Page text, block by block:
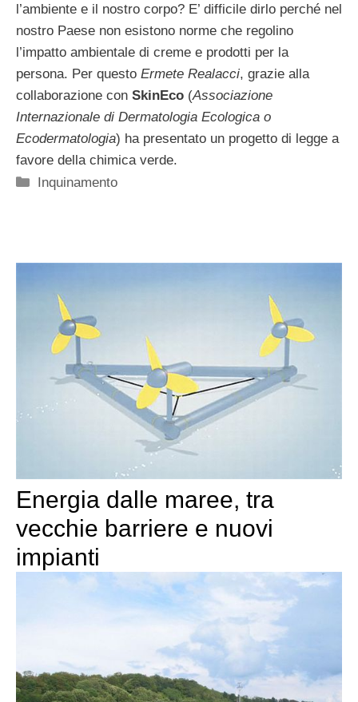
l’ambiente e il nostro corpo? E’ difficile dirlo perché nel
nostro Paese non esistono norme che regolino
l’impatto ambientale di creme e prodotti per la
persona. Per questo Ermete Realacci, grazie alla
collaborazione con SkinEco (Associazione
Internazionale di Dermatologia Ecologica o
Ecodermatologia) ha presentato un progetto di legge a
favore della chimica verde.
Categorie
Inquinamento
Energia dalle maree, tra
vecchie barriere e nuovi
impianti